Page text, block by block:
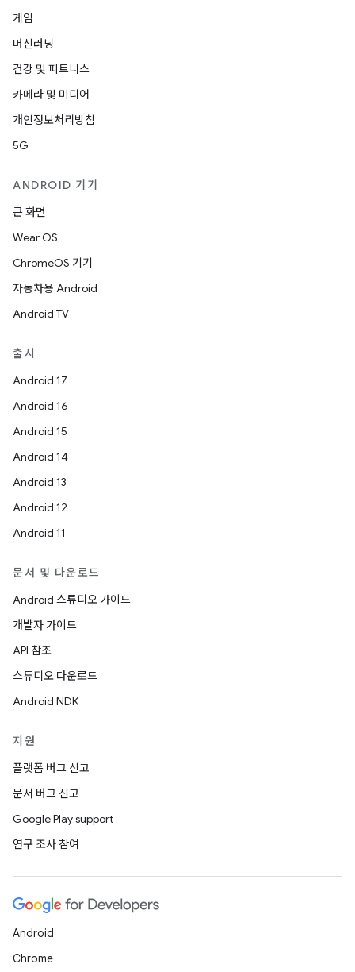
게임
머신러닝
건강 및 피트니스
카메라 및 미디어
개인정보처리방침
5G
ANDROID 기기
큰 화면
Wear OS
ChromeOS 기기
자동차용 Android
Android TV
출시
Android 17
Android 16
Android 15
Android 14
Android 13
Android 12
Android 11
문서 및 다운로드
Android 스튜디오 가이드
개발자 가이드
API 참조
스튜디오 다운로드
Android NDK
지원
플랫폼 버그 신고
문서 버그 신고
Google Play support
연구 조사 참여
Android
Chrome